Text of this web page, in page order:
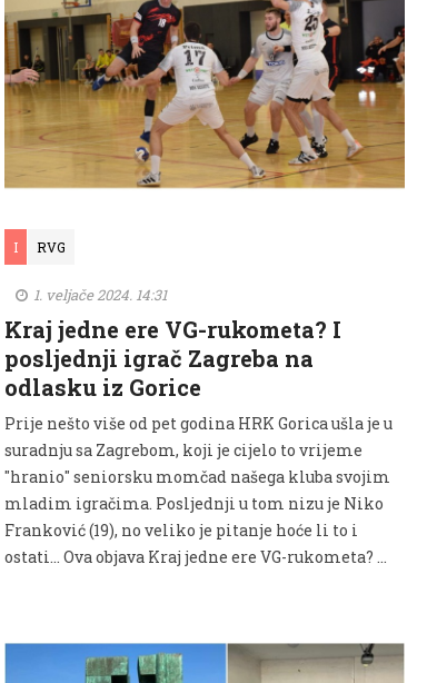
I RVG
1. veljače 2024. 14:31
Kraj jedne ere VG-rukometa? I
posljednji igrač Zagreba na
odlasku iz Gorice
Prije nešto više od pet godina HRK Gorica ušla je u
suradnju sa Zagrebom, koji je cijelo to vrijeme
"hranio" seniorsku momčad našega kluba svojim
mladim igračima. Posljednji u tom nizu je Niko
Franković (19), no veliko je pitanje hoće li to i
ostati... Ova objava Kraj jedne ere VG-rukometa? …